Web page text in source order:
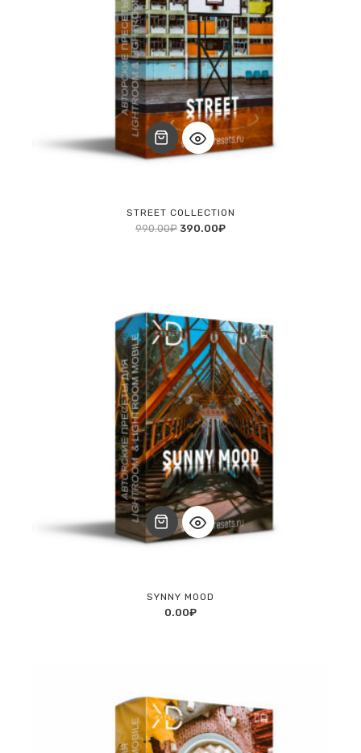
STREET COLLECTION
990.00₽ 390.00₽
SYNNY MOOD
0.00₽